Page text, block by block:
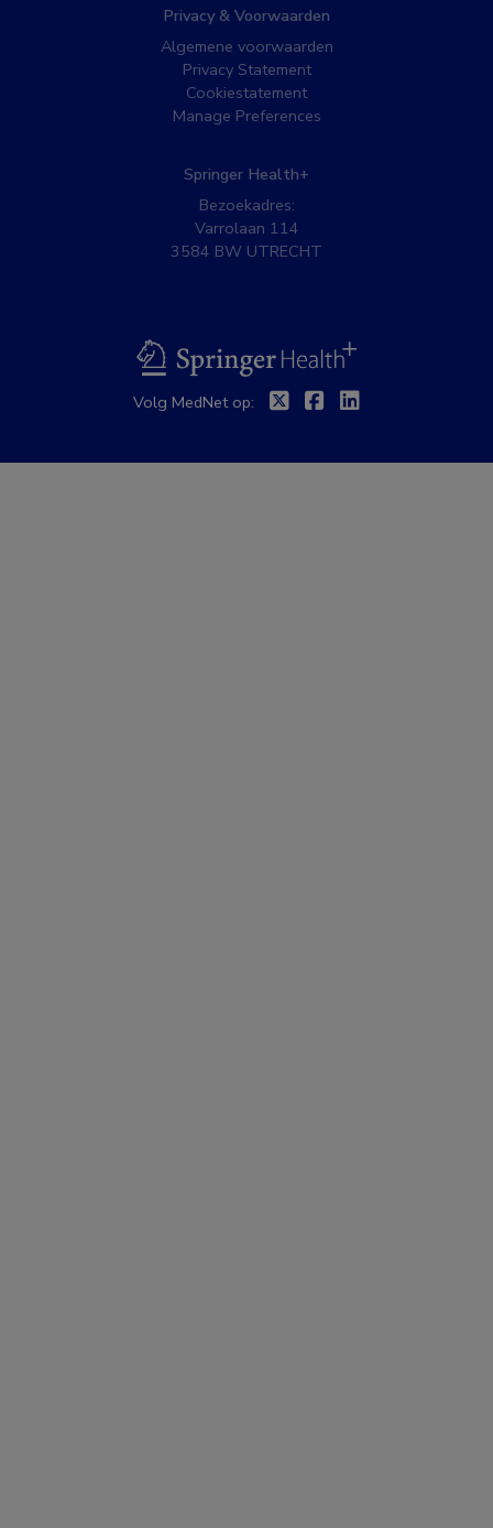
Privacy & Voorwaarden
Algemene voorwaarden
Privacy Statement
Cookiestatement
Manage Preferences
Springer Health+
Bezoekadres:
Varrolaan 114
3584 BW UTRECHT
BSL
Volg MedNet op: TwitterFacebook
Linkedin